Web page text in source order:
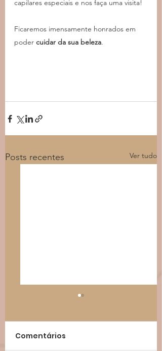
capilares especiais e nos faça uma visita!
Ficaremos imensamente honrados em
poder cuidar da sua beleza.
Posts recentes Ver tudo
Comentários